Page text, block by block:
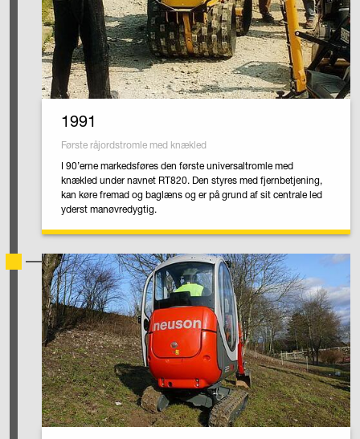
1991
Første råjordstromle med knækled
I 90’erne markedsføres den første universaltromle med
knækled under navnet RT820. Den styres med fjernbetjening,
kan køre fremad og baglæns og er på grund af sit centrale led
yderst manøvredygtig.